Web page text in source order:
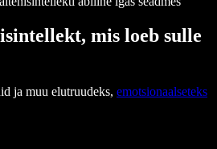
mis loeb sulle
ja muu elutruudeks, emotsionaalseteks